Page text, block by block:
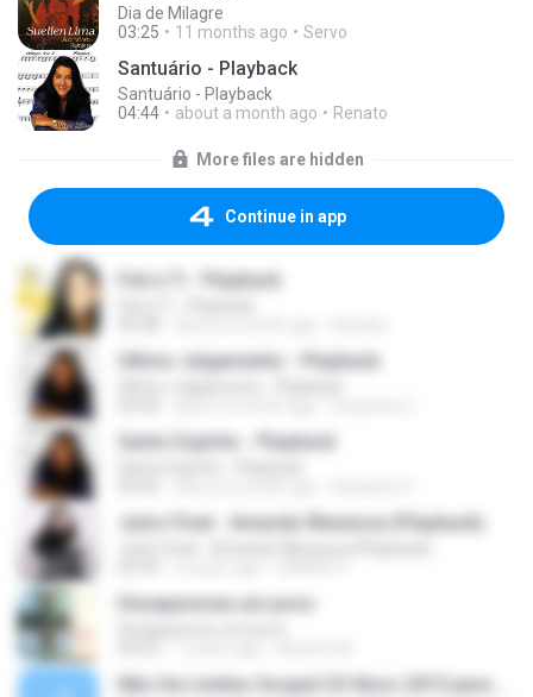
Dia de Milagre
03:25
11 months ago Servo
Santuário - Playback
Santuário - Playback
04:44
about a month ago Renato
More files are hidden
Continue in app
Fiel a Ti - Playback
Último Julgamento - Playback
Santo Espírito - Playback
Juízo Final - Amanda Wanessa (Playback)
Desapareceu um povo